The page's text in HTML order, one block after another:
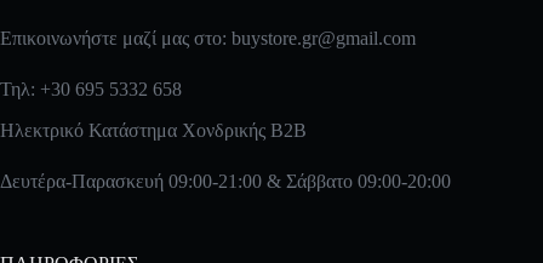
Επικοινωνήστε μαζί μας στο: buystore.gr@gmail.com
Τηλ: +30 695 5332 658
Ηλεκτρικό Κατάστημα Χονδρικής B2B
Δευτέρα-Παρασκευή 09:00-21:00 & Σάββατο 09:00-20:00